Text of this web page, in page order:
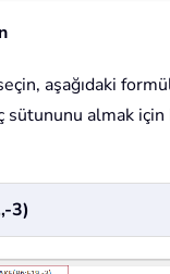
aşağıdaki
sütununu almak için
3)